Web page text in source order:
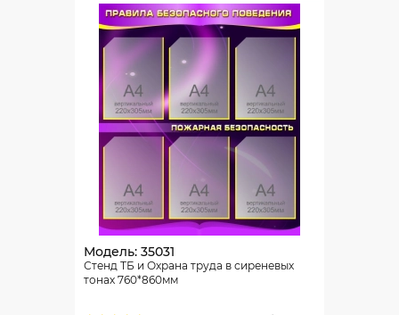
Модель: 35031
Стенд ТБ и Охрана труда в сиреневых
тонах 760*860мм